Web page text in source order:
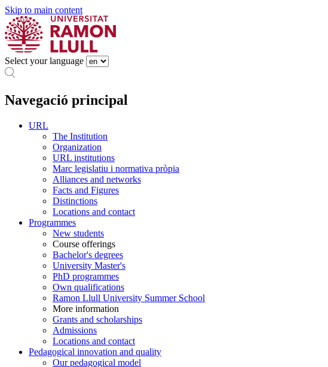
Skip to main content
Select your language
Navegació principal
URL
The Institution
Organization
URL institutions
Marc legislatiu i normativa pròpia
Alliances and networks
Facts and Figures
Distinctions
Locations and contact
Programmes
New students
Course offerings
Bachelor's degrees
University Master's
PhD programmes
Own qualifications
Ramon Llull University Summer School
More information
Grants and scholarships
Admissions
Locations and contact
Pedagogical innovation and quality
Our pedagogical model